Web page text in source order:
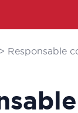
> Responsable